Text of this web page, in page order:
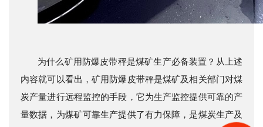
为什么矿用防爆皮带秤是煤矿生产必备装置？从上述
内容就可以看出，矿用防爆皮带秤是煤矿及相关部门对煤
炭产量进行远程监控的手段，它为生产监控提供可靠的产
量数据，为煤矿可靠生产提供了有力保障，是煤炭生产及